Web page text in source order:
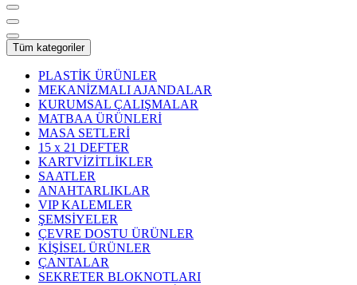
Tüm kategoriler
PLASTİK ÜRÜNLER
MEKANİZMALI AJANDALAR
KURUMSAL ÇALIŞMALAR
MATBAA ÜRÜNLERİ
MASA SETLERİ
15 x 21 DEFTER
KARTVİZİTLİKLER
SAATLER
ANAHTARLIKLAR
VIP KALEMLER
ŞEMSİYELER
ÇEVRE DOSTU ÜRÜNLER
KİŞİSEL ÜRÜNLER
ÇANTALAR
SEKRETER BLOKNOTLARI